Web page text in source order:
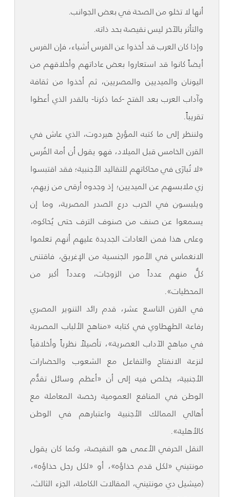
أنها لا تخلو من الصحة في بعض الجوانب.
والتأثر بالآخر ليس نقيصة بحد ذاته.
وإذا كان العرب قد أخذوا عن الفرس أشياء، فإن الفرس
أيضاً كانوا قد استعاروا بعض عاداتهم وأخلاقهم من
اليونان والميديين والمصريين، ثم أخذوا من ثقافة
وآداب العرب بعد الفتح -كما ذكرنا- بالقدر الذي أعطوا
تقريباً.
ولننظر إلى ما كتبه المؤرخ هيردوت، الذي عاش في
القرن الخامس قبل الميلاد، فهو يقول أن أمة الفُرس
«لا تُبارَى في محاكاتهم للتقاليد الأجنبية؛ فقد اقتبسوا
زي ملابسهم عن الميديين؛ إذ وجدوه أرقى من زيهم،
ويلبسون في الحرب درع الصدر المصرية، وما إن
يسمعوا عن صنف من صنوف الترف حتى يُحاكوه،
وعلى هذا فمن العادات الجديدة عليهم أنهم تعلموا
الانغماس في الأمور الجنسية من الإغريق، فاقتنى
كلٌّ منهم عدداً من الزوجات، وعدداً أكبر من
المحظيات».
في القرن التاسع عشر، قدم رائد التنوير المصري
رفاعة الطهطاوي في كتابه «مناهج الألباب المصرية
في مباهج الآداب العصرية»، تأصيلاً نظرياً وأخلاقياً
لنزعة الانفتاح والتفاعل مع الشعوب والحضارات
الأجنبية، يخلص فيه إلى أن «أعظم وسائل تقدُّم
الوطن في المنافع العمومية رخصة المعاملة مع
أهالي الممالك الأجنبية واعتبارهم في الوطن
كالأهلية».
النقل الحرفي الأعمى هو النقيصة، وكما كان يقول
مونتيني «لكل قدم حذاؤه»، أو «لكل رجل حذاؤه»،
(ميشيل دي مونتيني، المقالات الكاملة، الجزء الثالث،